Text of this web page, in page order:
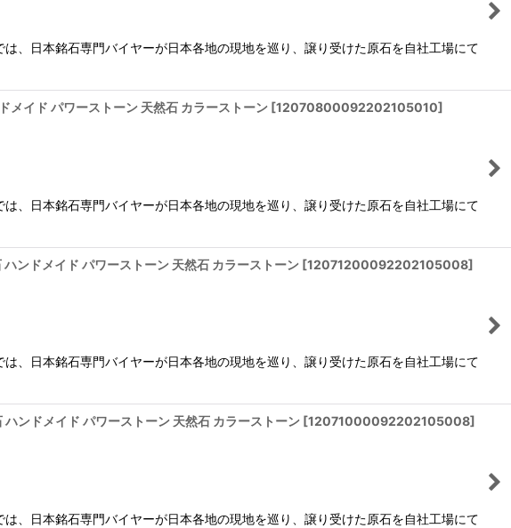
、日本銘石専門バイヤーが日本各地の現地を巡り、譲り受けた原石を自社工場にて
メイド パワーストーン 天然石 カラーストーン [12070800092202105010]
、日本銘石専門バイヤーが日本各地の現地を巡り、譲り受けた原石を自社工場にて
ンドメイド パワーストーン 天然石 カラーストーン [12071200092202105008]
、日本銘石専門バイヤーが日本各地の現地を巡り、譲り受けた原石を自社工場にて
ンドメイド パワーストーン 天然石 カラーストーン [12071000092202105008]
、日本銘石専門バイヤーが日本各地の現地を巡り、譲り受けた原石を自社工場にて